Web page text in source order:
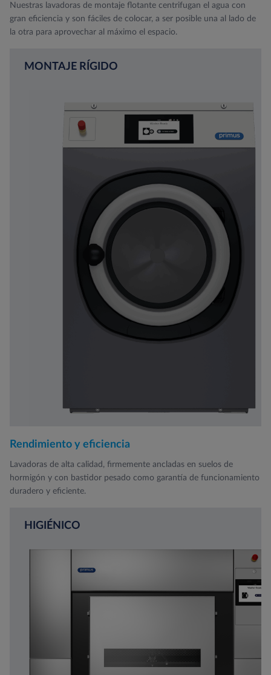
Nuestras lavadoras de montaje flotante centrifugan el agua con
gran eficiencia y son fáciles de colocar, a ser posible una al lado de
la otra para aprovechar al máximo el espacio.
MONTAJE RÍGIDO
Rendimiento y eficiencia
Lavadoras de alta calidad, firmemente ancladas en suelos de
hormigón y con bastidor pesado como garantía de funcionamiento
duradero y eficiente.
HIGIÉNICO